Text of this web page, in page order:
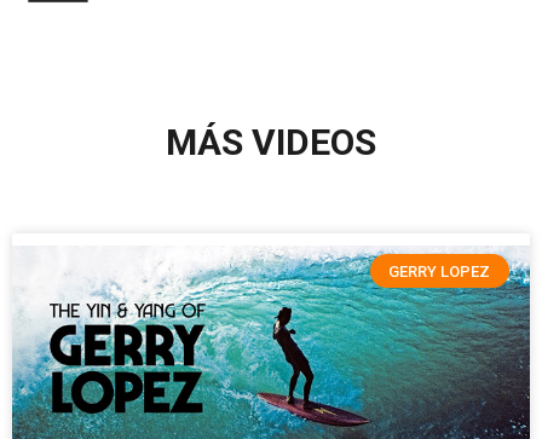
MÁS VIDEOS
GERRY LOPEZ